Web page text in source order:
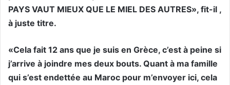
PAYS VAUT MIEUX QUE LE MIEL DES AUTRES», fit-il ,
à juste titre.
«Cela fait 12 ans que je suis en Grèce, c’est à peine si
j’arrive à joindre mes deux bouts. Quant à ma famille
qui s’est endettée au Maroc pour m’envoyer ici, cela